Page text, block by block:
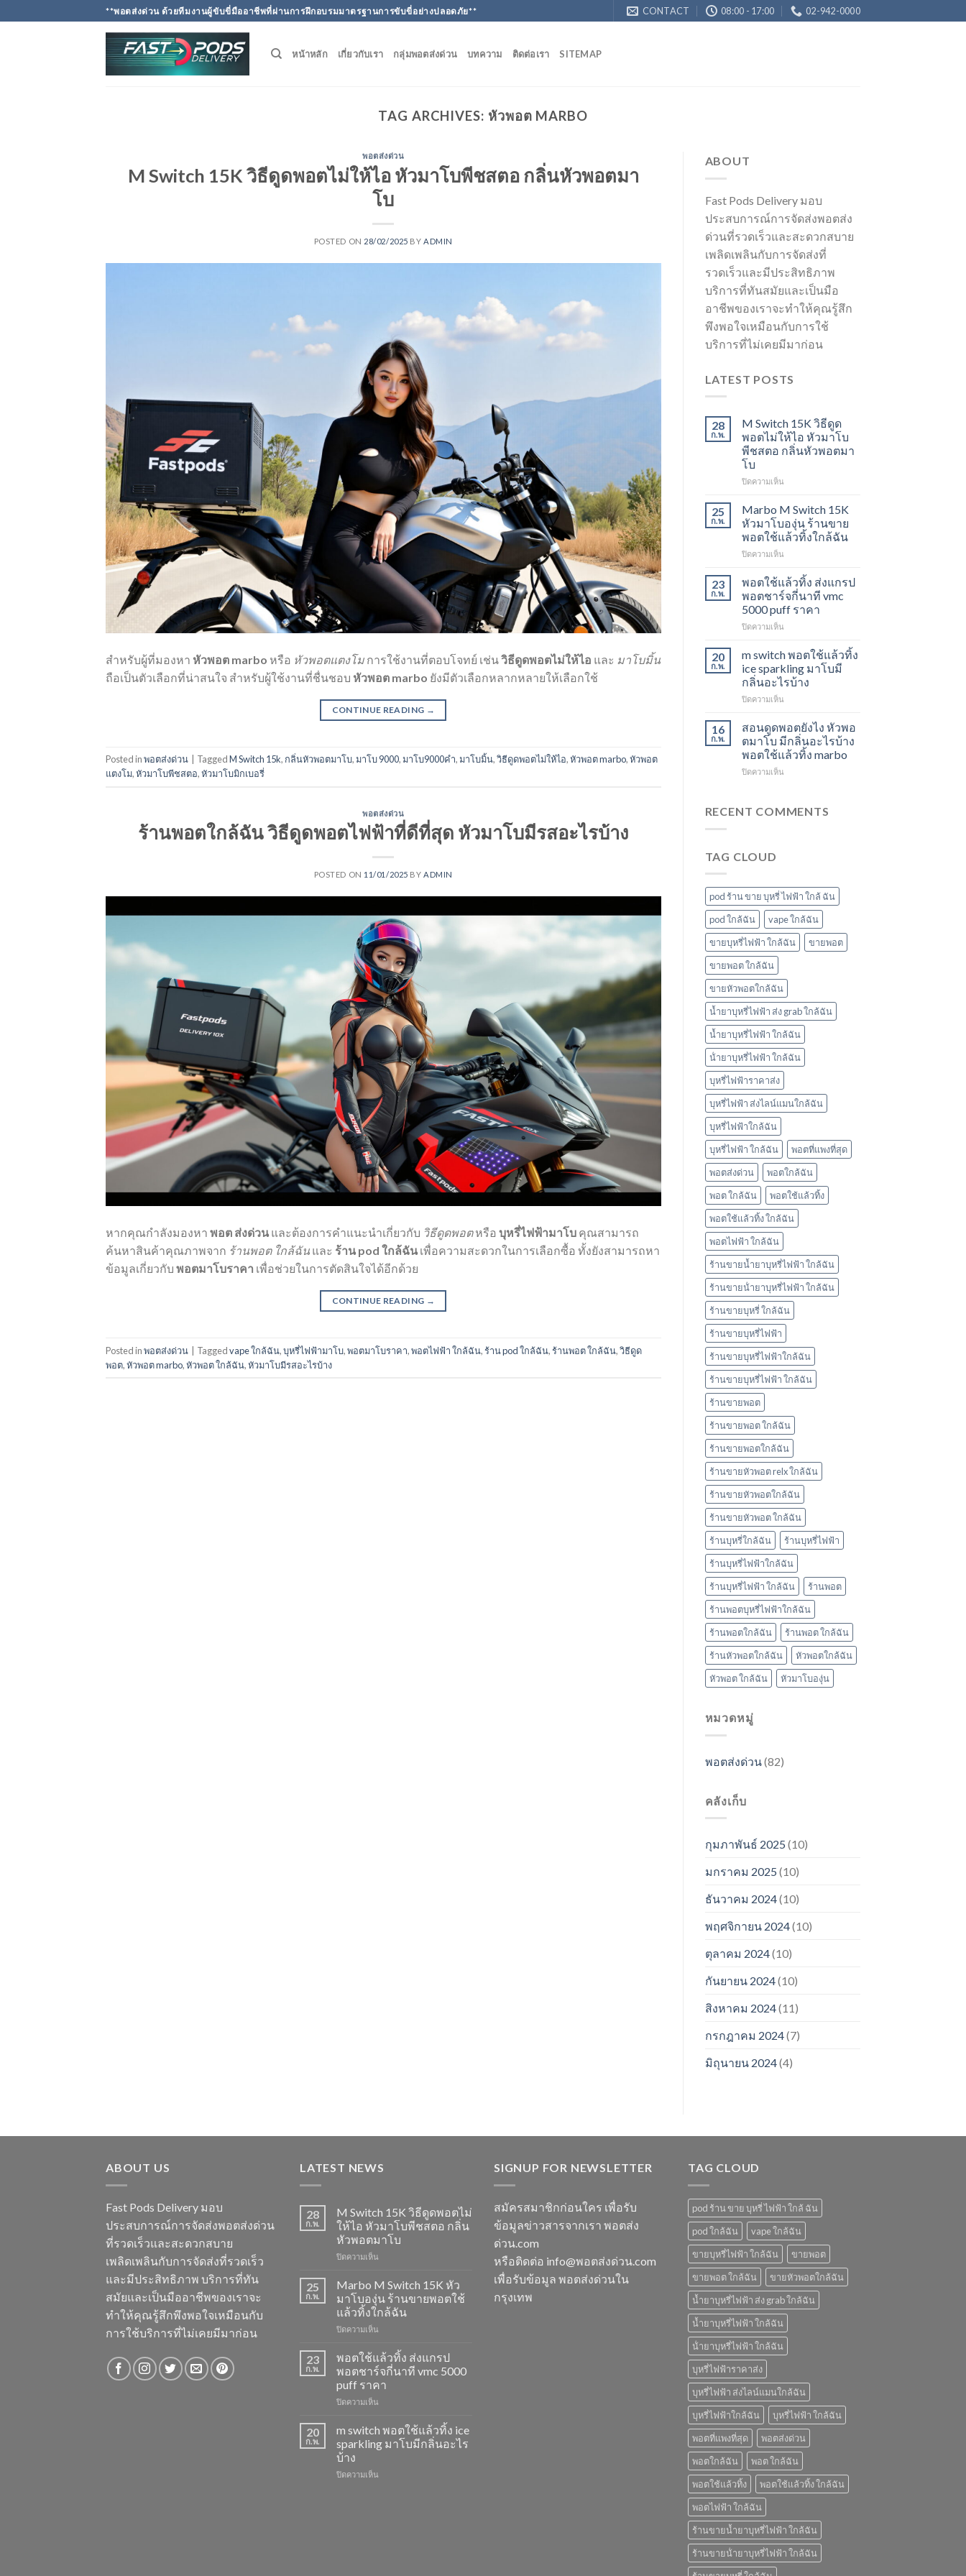
to
**พอตส่งด่วน ด้วยทีมงานผู้ขับขี่มืออาชีพที่ผ่านการฝึกอบรมมาตรฐานการขับขี่อย่างปลอดภัย** CONTACT 08:00 - 17:00 02-942-0000
หน้าหลัก เกี่ยวกับเรา กลุ่มพอตส่งด่วน บทความ ติดต่อเรา SITEMAP
TAG ARCHIVES: หัวพอต MARBO
พอตส่งด่วน
M Switch 15K วิธีดูดพอตไม่ให้ไอ หัวมาโบพีชสตอ กลิ่นหัวพอตมา
โบ
POSTED ON 28/02/2025 BYADMIN
สำหรับผู้ที่มองหา หัวพอต marbo หรือ หัวพอตแตงโม การใช้งานที่ตอบโจทย์ เช่นวิธีดูดพอตไม่ให้ไอ และ มาโบมิ้น
ถือเป็นตัวเลือกที่น่าสนใจ สำหรับผู้ใช้งานที่ชื่นชอบ หัวพอต marbo ยังมีตัวเลือกหลากหลายให้เลือกใช้
CONTINUE READING →
Posted inพอตส่งด่วน TaggedM Switch 15k, กลิ่นหัวพอตมาโบ,มาโบ 9000,มาโบ9000คํา,มาโบมิ้น,วิธีดูดพอตไม่ให้ไอ,หัวพอต marbo,หัวพอต
แตงโม,หัวมาโบพีชสตอ,หัวมาโบมิกเบอรี่
พอตส่งด่วน
ร้านพอตใกล้ฉัน วิธีดูดพอตไฟฟ้าที่ดีที่สุด หัวมาโบมีรสอะไรบ้าง
POSTED ON 11/01/2025 BYADMIN
หากคุณกำลังมองหา พอต ส่งด่วน และต้องการคำแนะนำเกี่ยวกับ วิธีดูดพอตหรือ บุหรี่ไฟฟ้ามาโบ คุณสามารถ
ค้นหาสินค้าคุณภาพจาก ร้านพอต ใกล้ฉัน และ ร้าน pod ใกล้ฉัน เพื่อความสะดวกในการเลือกซื้อ ทั้งยังสามารถหา
ข้อมูลเกี่ยวกับ พอตมาโบราคา เพื่อช่วยในการตัดสินใจได้อีกด้วย
CONTINUE READING →
Posted inพอตส่งด่วน Taggedvape ใกล้ฉัน,บุหรี่ไฟฟ้ามาโบ,พอตมาโบราคา,พอตไฟฟ้า ใกล้ฉัน,ร้าน pod ใกล้ฉัน,ร้านพอต ใกล้ฉัน,วิธีดูด
พอต,หัวพอต marbo,หัวพอต ใกล้ฉัน,หัวมาโบมีรสอะไรบ้าง
ABOUT
Fast Pods Delivery มอบ
ประสบการณ์การจัดส่งพอตส่ง
ด่วนที่รวดเร็วและสะดวกสบาย
เพลิดเพลินกับการจัดส่งที่
รวดเร็วและมีประสิทธิภาพ
บริการที่ทันสมัยและเป็นมือ
อาชีพของเราจะทำให้คุณรู้สึก
พึงพอใจเหมือนกับการใช้
บริการที่ไม่เคยมีมาก่อน
LATEST POSTS
28
ก.พ.
M Switch 15K วิธีดูด
พอตไม่ให้ไอ หัวมาโบ
พีชสตอ กลิ่นหัวพอตมา
โบ
ปิดความเห็นบน
Switch
15K
วิธี
ดูด
พอต
ให้
ไอ
หัว
มา
โบ
สตอ
กลิ่น
หัว
พอ
ตมา
25
ก.พ.
Marbo M Switch 15K
หัวมาโบองุ่น ร้านขาย
พอตใช้แล้วทิ้งใกล้ฉัน
ปิดความเห็นบน
M
Switch
15K
หัว
มา
องุ่น
ร้าน
ขาย
พอต
ใช้
ทิ้ง
ใกล้
ฉัน
23
ก.พ.
พอตใช้แล้วทิ้ง ส่งแกรป
พอตชาร์จกี่นาที vmc
5000 puff ราคา
ปิดความเห็นบน
ทิ้ง
ส่ง
แกรป
ชาร์จ
กี่
นาที
vmc
5000
20
ก.พ.
m switch พอตใช้แล้วทิ้ง
ice sparkling มาโบมี
กลิ่นอะไรบ้าง
ปิดความเห็นบน
switch
พอต
ใช้
แล้ว
ทิ้ง
มา
16
ก.พ.
สอนดูดพอตยังไง หัวพอ
ตมาโบ มีกลิ่นอะไรบ้าง
พอตใช้แล้วทิ้ง marbo
ปิดความเห็นบน
พอ
โบ
มี
กลิ่น
อะไร
บ้าง
พอต
แล้ว
ทิ้ง
marbo
RECENT COMMENTS
TAG CLOUD
pod ร้าน ขาย บุหรี่ ไฟฟ้า ใกล้ ฉัน
pod ใกล้ฉัน
vape ใกล้ฉัน
ขายบุหรี่ไฟฟ้า ใกล้ฉัน
ขายพอต
ขายพอต ใกล้ฉัน
ขายหัวพอตใกล้ฉัน
น้ำยาบุหรี่ไฟฟ้า ส่ง grab ใกล้ฉัน
น้ำยาบุหรี่ไฟฟ้า ใกล้ฉัน
น้ํายาบุหรี่ไฟฟ้า ใกล้ฉัน
บุหรี่ไฟฟ้าราคาส่ง
บุหรี่ไฟฟ้า ส่งไลน์แมนใกล้ฉัน
บุหรี่ไฟฟ้าใกล้ฉัน
บุหรี่ไฟฟ้า ใกล้ฉัน
พอตที่แพงที่สุด
พอตส่งด่วน
พอตใกล้ฉัน
พอต ใกล้ฉัน
พอตใช้แล้วทิ้ง
พอตใช้แล้วทิ้ง ใกล้ฉัน
พอตไฟฟ้า ใกล้ฉัน
ร้านขายน้ำยาบุหรี่ไฟฟ้า ใกล้ฉัน
ร้านขายน้ํายาบุหรี่ไฟฟ้า ใกล้ฉัน
ร้านขายบุหรี่ ใกล้ฉัน
ร้านขายบุหรี่ไฟฟ้า
ร้านขายบุหรี่ไฟฟ้าใกล้ฉัน
ร้านขายบุหรี่ไฟฟ้า ใกล้ฉัน
ร้านขายพอต
ร้านขายพอต ใกล้ฉัน
ร้านขายพอตใกล้ฉัน
ร้านขายหัวพอต relx ใกล้ฉัน
ร้านขายหัวพอตใกล้ฉัน
ร้านขายหัวพอต ใกล้ฉัน
ร้านบุหรี่ใกล้ฉัน
ร้านบุหรี่ไฟฟ้า
ร้านบุหรี่ไฟฟ้าใกล้ฉัน
ร้านบุหรี่ไฟฟ้า ใกล้ฉัน
ร้านพอต
ร้านพอตบุหรี่ไฟฟ้าใกล้ฉัน
ร้านพอตใกล้ฉัน
ร้านพอต ใกล้ฉัน
ร้านหัวพอตใกล้ฉัน
หัวพอตใกล้ฉัน
หัวพอต ใกล้ฉัน
หัวมาโบองุ่น
หมวดหมู่
พอตส่งด่วน(82)
คลังเก็บ
กุมภาพันธ์ 2025 (10)
มกราคม 2025 (10)
ธันวาคม 2024(10)
พฤศจิกายน 2024(10)
ตุลาคม 2024(10)
กันยายน 2024(10)
สิงหาคม 2024(11)
กรกฎาคม 2024(7)
มิถุนายน 2024(4)
ABOUT US
Fast Pods Delivery มอบ
ประสบการณ์การจัดส่งพอตส่งด่วน
ที่รวดเร็วและสะดวกสบาย
เพลิดเพลินกับการจัดส่งที่รวดเร็ว
และมีประสิทธิภาพ บริการที่ทัน
สมัยและเป็นมืออาชีพของเราจะ
ทำให้คุณรู้สึกพึงพอใจเหมือนกับ
การใช้บริการที่ไม่เคยมีมาก่อน
LATEST NEWS
28
ก.พ.
M Switch 15K วิธีดูดพอตไม่
ให้ไอ หัวมาโบพีชสตอ กลิ่น
หัวพอตมาโบ
ปิดความเห็น
Switch
15K
วิธี
ดูด
พอต
ให้
ไอ
หัว
มา
โบ
สตอ
หัว
ตมา
25
ก.พ.
Marbo M Switch 15K หัว
มาโบองุ่น ร้านขายพอตใช้
แล้วทิ้งใกล้ฉัน
ปิดความเห็น
M
Switch
15K
หัว
มา
องุ่น
ขาย
ใช้
23
ก.พ.
พอตใช้แล้วทิ้ง ส่งแกรป
พอตชาร์จกี่นาที vmc 5000
puff ราคา
ปิดความเห็น
แล้ว
ทิ้ง
แกรป
20
ก.พ.
m switch พอตใช้แล้วทิ้ง ice
sparkling มาโบมีกลิ่นอะไร
บ้าง
ปิดความเห็น
SIGNUP FOR NEWSLETTER
สมัครสมาชิกก่อนใคร เพื่อรับ
ข้อมูลข่าวสารจากเรา พอตส่ง
ด่วน.com
หรือติดต่อ info@พอตส่งด่วน.com
เพื่อรับข้อมูล พอตส่งด่วนใน
กรุงเทพ
TAG CLOUD
pod ร้าน ขาย บุหรี่ ไฟฟ้า ใกล้ ฉัน
pod ใกล้ฉัน
vape ใกล้ฉัน
ขายบุหรี่ไฟฟ้า ใกล้ฉัน
ขายพอต
ขายพอต ใกล้ฉัน
ขายหัวพอตใกล้ฉัน
น้ำยาบุหรี่ไฟฟ้า ส่ง grab ใกล้ฉัน
น้ำยาบุหรี่ไฟฟ้า ใกล้ฉัน
น้ํายาบุหรี่ไฟฟ้า ใกล้ฉัน
บุหรี่ไฟฟ้าราคาส่ง
บุหรี่ไฟฟ้า ส่งไลน์แมนใกล้ฉัน
บุหรี่ไฟฟ้าใกล้ฉัน
บุหรี่ไฟฟ้า ใกล้ฉัน
พอตที่แพงที่สุด
พอตส่งด่วน
พอตใกล้ฉัน
พอต ใกล้ฉัน
พอตใช้แล้วทิ้ง
พอตใช้แล้วทิ้ง ใกล้ฉัน
พอตไฟฟ้า ใกล้ฉัน
ร้านขายน้ำยาบุหรี่ไฟฟ้า ใกล้ฉัน
ร้านขายน้ํายาบุหรี่ไฟฟ้า ใกล้ฉัน